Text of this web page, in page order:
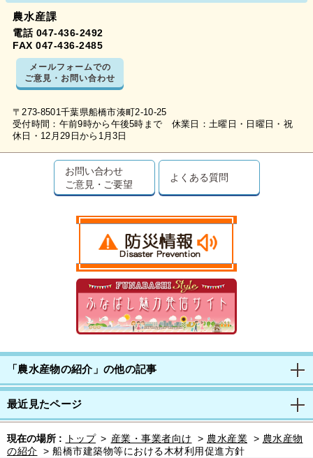
農水産課
電話 047-436-2492
FAX 047-436-2485
メールフォームでの
ご意見・お問い合わせ
〒273-8501千葉県船橋市湊町2-10-25
受付時間：午前9時から午後5時まで 休業日：土曜日・日曜日・祝
休日・12月29日から1月3日
お問い合わせ
ご意見・ご要望
よくある質問
「農水産物の紹介」の他の記事
最近見たページ
現在の場所 : トップ > 産業・事業者向け > 農水産業 > 農水産物
の紹介 > 船橋市建築物等における木材利用促進方針